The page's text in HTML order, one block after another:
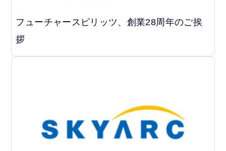
フューチャースピリッツ、創業28周年のご挨
拶